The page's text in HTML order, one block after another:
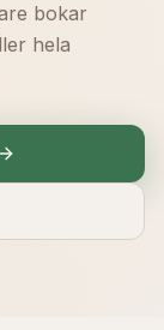
bokar
hela